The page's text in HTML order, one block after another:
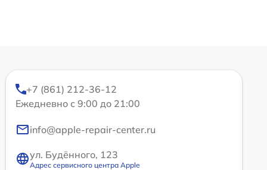
+7 (861) 212-36-12
Ежедневно с 9:00 до 21:00
info@apple-repair-center.ru
ул. Будённого, 123
Адрес сервисного центра Apple